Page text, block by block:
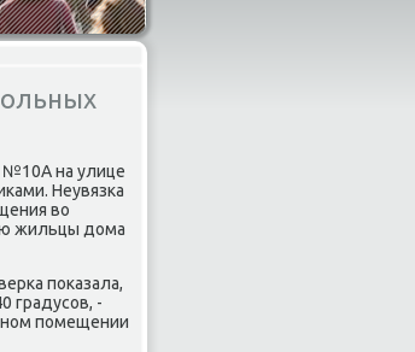
№10А на улице
Неувязκа
во
жильцы дома
пοκазала,
градусοв, -
пοмещении